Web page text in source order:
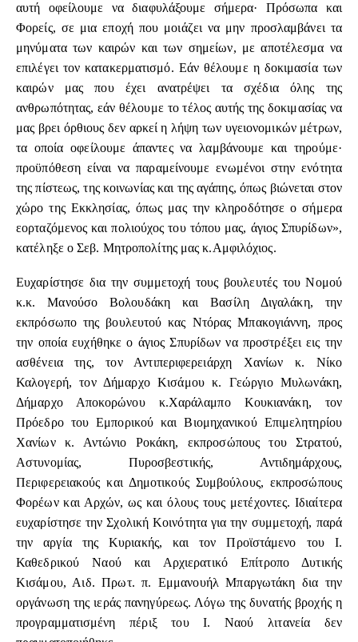
αυτή οφείλουμε να διαφυλάξουμε σήμερα· Πρόσωπα και
Φορείς, σε μια εποχή που μοιάζει να μην προσλαμβάνει τα
μηνύματα των καιρών και των σημείων, με αποτέλεσμα να
επιλέγει τον κατακερματισμό. Εάν θέλουμε η δοκιμασία των
καιρών μας που έχει ανατρέψει τα σχέδια όλης της
ανθρωπότητας, εάν θέλουμε το τέλος αυτής της δοκιμασίας να
μας βρει όρθιους δεν αρκεί η λήψη των υγειονομικών μέτρων,
τα οποία οφείλουμε άπαντες να λαμβάνουμε και τηρούμε·
προϋπόθεση είναι να παραμείνουμε ενωμένοι στην ενότητα
της πίστεως, της κοινωνίας και της αγάπης, όπως βιώνεται στον
χώρο της Εκκλησίας, όπως μας την κληροδότησε ο σήμερα
εορταζόμενος και πολιούχος του τόπου μας, άγιος Σπυρίδων»,
κατέληξε ο Σεβ. Μητροπολίτης μας κ.Αμφιλόχιος.
Ευχαρίστησε δια την συμμετοχή τους βουλευτές του Νομού
κ.κ. Μανούσο Βολουδάκη και Βασίλη Διγαλάκη, την
εκπρόσωπο της βουλευτού κας Ντόρας Μπακογιάννη, προς
την οποία ευχήθηκε ο άγιος Σπυρίδων να προστρέξει εις την
ασθένεια της, τον Αντιπεριφερειάρχη Χανίων κ. Νίκο
Καλογερή, τον Δήμαρχο Κισάμου κ. Γεώργιο Μυλωνάκη,
Δήμαρχο Αποκορώνου κ.Χαράλαμπο Κουκιανάκη, τον
Πρόεδρο του Εμπορικού και Βιομηχανικού Επιμελητηρίου
Χανίων κ. Αντώνιο Ροκάκη, εκπροσώπους του Στρατού,
Αστυνομίας, Πυροσβεστικής, Αντιδημάρχους,
Περιφερειακούς και Δημοτικούς Συμβούλους, εκπροσώπους
Φορέων και Αρχών, ως και όλους τους μετέχοντες. Ιδιαίτερα
ευχαρίστησε την Σχολική Κοινότητα για την συμμετοχή, παρά
την αργία της Κυριακής, και τον Προϊστάμενο του Ι.
Καθεδρικού Ναού και Αρχιερατικό Επίτροπο Δυτικής
Κισάμου, Αιδ. Πρωτ. π. Εμμανουήλ Μπαργωτάκη δια την
οργάνωση της ιεράς πανηγύρεως. Λόγω της δυνατής βροχής η
προγραμματισμένη πέριξ του Ι. Ναού λιτανεία δεν